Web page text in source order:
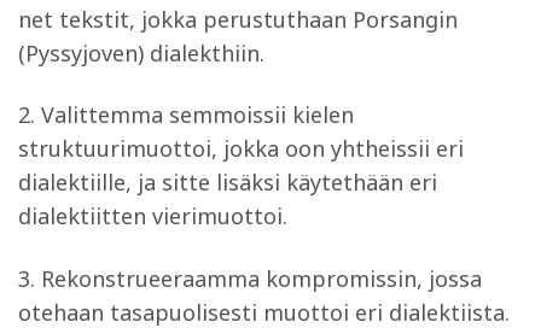
net tekstit, jokka perustuthaan Porsangin
(Pyssyjoven) dialekthiin.
2. Valittemma semmoissii kielen
struktuurimuottoi, jokka oon yhtheissii eri
dialektiille, ja sitte lisäksi käytethään eri
dialektiitten vierimuottoi.
3. Rekonstrueeraamma kompromissin, jossa
otehaan tasapuolisesti muottoi eri dialektiista.